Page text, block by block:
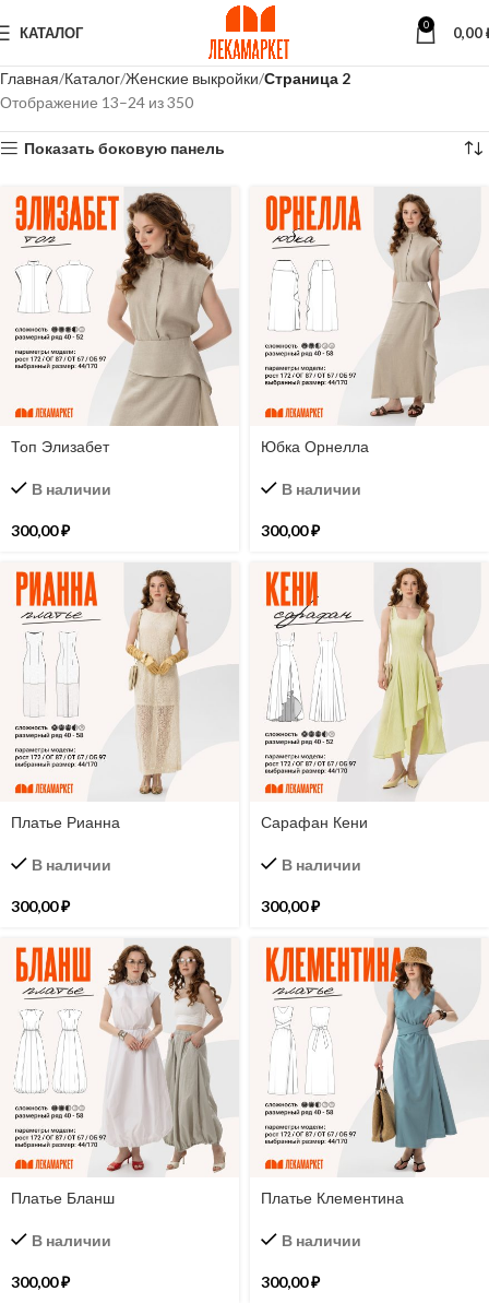
КАТАЛОГ 0 0,00
Главная Каталог Женские выкройки Страница 2
Отображение 13–24 из 350
Показать боковую панель
Топ Элизабет
В наличии
300,00₽
Юбка Орнелла
В наличии
300,00₽
Платье Рианна
В наличии
300,00₽
Сарафан Кени
В наличии
300,00₽
Платье Бланш
В наличии
300,00₽
Платье Клементина
В наличии
300,00₽